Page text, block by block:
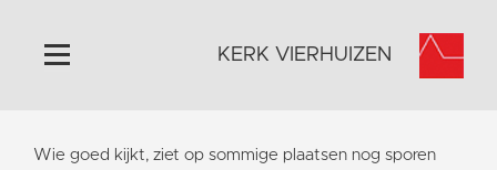
Home
KERK VIERHUIZEN
Wie goed kijkt, ziet op sommige plaatsen nog sporen